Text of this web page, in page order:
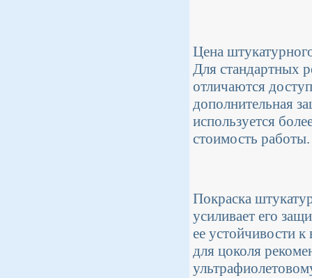
Цена
Для стандартных
отличаются
дополнительная
используется
стоимость работы.
Покраска
усиливает его
ее устойчивости
для цоколя